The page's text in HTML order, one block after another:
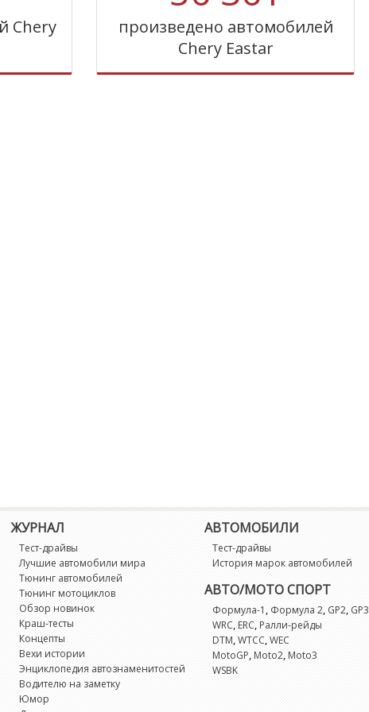
Chery
произведено автомобилей
Chery Eastar
ЖУРНАЛ
Тест-драйвы
Лучшие автомобили мира
Тюнинг автомобилей
Тюнинг мотоциклов
Обзор новинок
Краш-тесты
Концепты
Вехи истории
Энциклопедия автознаменитостей
Водителю на заметку
Юмор
АВТОМОБИЛИ
Тест-драйвы
История марок автомобилей
АВТО/МОТО СПОРТ
Формула-1 , Формула 2, GP2, GP3
WRC,ERC,Ралли-рейды
DTM,WTCC,WEC
MotoGP,Moto2,Moto3
WSBK